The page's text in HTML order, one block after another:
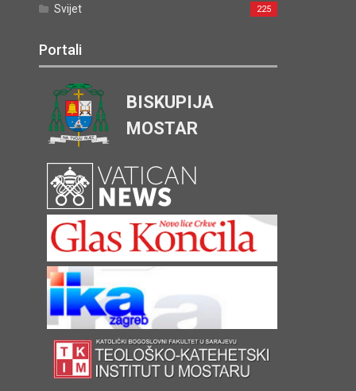
Svijet 225
Portali
BISKUPIJA
MOSTAR